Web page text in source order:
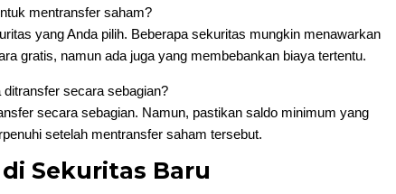
mentransfer saham?
yang Anda pilih. Beberapa sekuritas mungkin menawarkan
gratis, namun ada juga yang membebankan biaya tertentu.
secara sebagian?
secara sebagian. Namun, pastikan saldo minimum yang
setelah mentransfer saham tersebut.
Sekuritas Baru